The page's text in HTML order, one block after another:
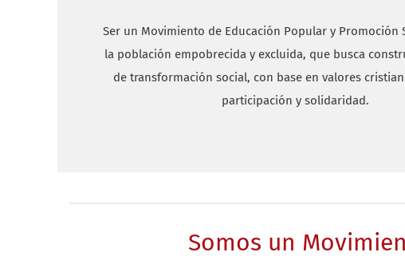
Ser un Movimiento de Educación Popular y Promoción
la población empobrecida y excluida, que busca
de transformación social, con base en valores
participación y solidaridad.
Somos un